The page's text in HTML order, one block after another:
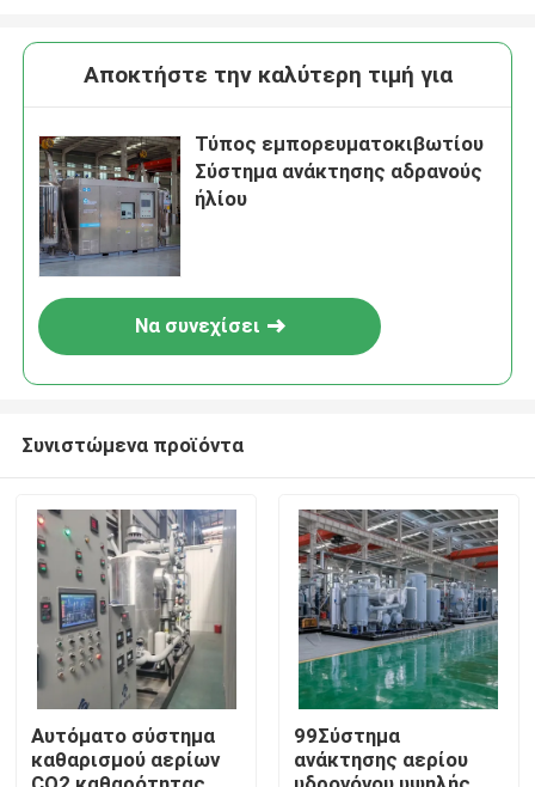
Σπίτι
Προϊόντα
Αποκτήστε την καλύτερη τιμή για
Τύπος εμπορευματοκιβωτίου
Σύστημα ανάκτησης αδρανούς
ήλίου
Να συνεχίσει
Συνιστώμενα προϊόντα
Αυτόματο σύστημα
καθαρισμού αερίων
99Σύστημα
ανάκτησης αερίου